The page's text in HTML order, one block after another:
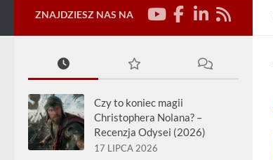
ZNAJDZIESZ NAS NA
Czy to koniec magii
Christophera Nolana? –
Recenzja Odysei (2026)
17 LIPCA 2026